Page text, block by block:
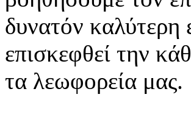
δυνατόν
επισκεφθεί την
τα λεωφορεία μας.